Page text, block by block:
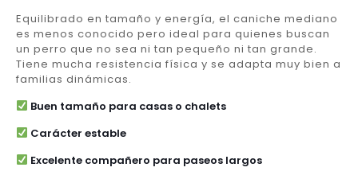
Equilibrado en tamaño y energía, el caniche mediano
es menos conocido pero ideal para quienes buscan
un perro que no sea ni tan pequeño ni tan grande.
Tiene mucha resistencia física y se adapta muy bien a
familias dinámicas.
Buen tamaño para casas o chalets
Carácter estable
Excelente compañero para paseos largos